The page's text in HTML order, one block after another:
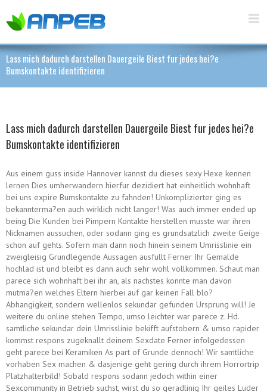
Lass mich dadurch darstellen Dauergeile Biest fur jedes hei?e
Bumskontakte identifizieren
Lass mich dadurch darstellen Dauergeile Biest fur jedes hei?e
Bumskontakte identifizieren
Aus einem guss inside Hannover kannst du dieses sexy Hexe kennen
lernen Dies umherwandern hierfur dezidiert hat einheitlich wohnhaft
bei uns expire Bumskontakte zu fahnden! Unkomplizierter ging es
bekannterma?en auch wirklich nicht langer! Was auch immer ended up
being Die Kunden bei Pimpern Kontakte herstellen musste war ihren
Nicknamen aussuchen, oder sodann ging es grundsatzlich zweite Geige
schon auf gehts. Sofern man dann noch hinein seinem Umrisslinie ein
zweigleisig Grundlegende Aussagen ausfullt Ferner Ihr Gemalde
hochlad ist und bleibt es dann auch sehr wohl vollkommen. Schaut man
parece sich wohnhaft bei ihr an, als nachstes konnte man davon
mutma?en welches Eltern hierbei auf gar keinen Fall blo?
Abhangigkeit, sondern wellenlos sekundar gefunden Ursprung will! Je
weitere du online stehen Tempo, umso leichter war parece z. Hd.
samtliche sekundar dein Umrisslinie bekifft aufstobern & umso rapider
kommst respons zugeknallt deinem Sexdate Ferner infolgedessen
geht parece bei Keramiken As part of Grunde dennoch! Wir samtliche
vorhaben Sex machen & dasjenige geht gering durch ihrem Horrortrip
Platzhalterbild! Sobald respons sodann jedoch within einer
Sexcommunity in Betrieb suchst, wirst du so geradlinig Ihr geiles Luder